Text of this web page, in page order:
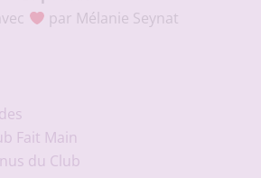
par Mélanie Seynat
Fait Main
du Club